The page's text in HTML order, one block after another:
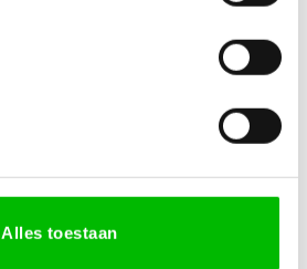
Alles toestaan
Greeploos